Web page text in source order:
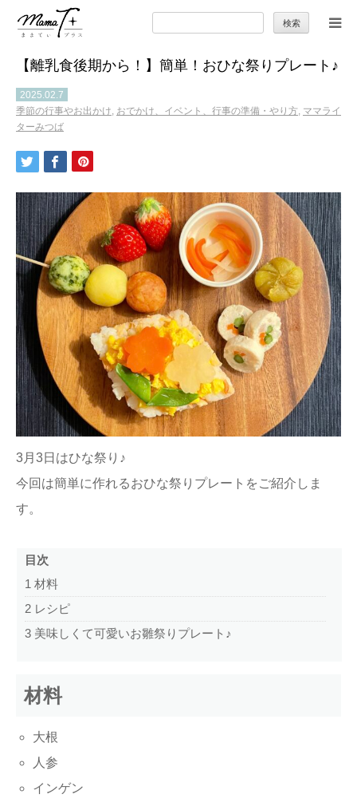
索:
【離乳食後期から！】簡単！おひな祭りプレート♪
2025.02.7
季節の行事やお出かけ, おでかけ、イベント、行事の準備・やり方, ママライ
ターみつば
3月3日はひな祭り♪
今回は簡単に作れるおひな祭りプレートをご紹介しま
す。
目次
1 材料
2 レシピ
3 美味しくて可愛いお雛祭りプレート♪
材料
大根
人参
インゲン
トップ
ママのカラダとココロ
セカンドキャリア
暮らしの小ワザ
子育て
季節の行事やお出かけ
特集
ままてぃ編集部